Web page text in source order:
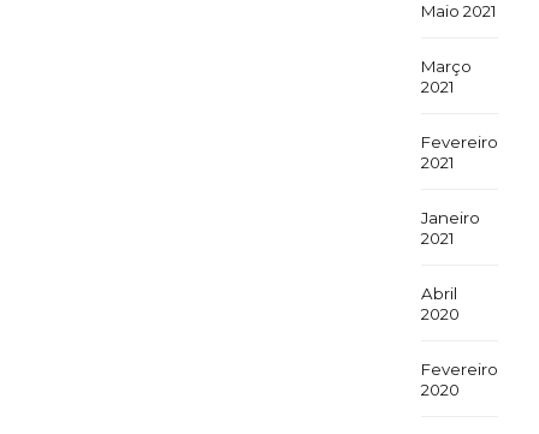
Maio 2021
Março
2021
Fevereiro
2021
Janeiro
2021
Abril
2020
Fevereiro
2020